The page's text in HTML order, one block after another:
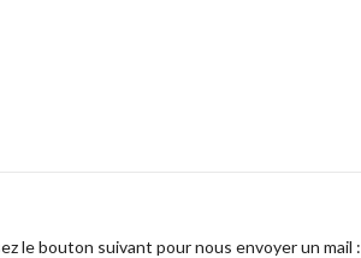
le bouton suivant pour nous envoyer un mail :